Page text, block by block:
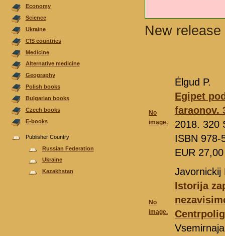
Economy
Science
Ukraine
CIS countries
Medicine
Alternative medicine
Geography
Polish books
Bulgarian books
Czech books
E-books
Publisher Country
Russian Federation
Ukraine
Kazakhstan
New
No
image.
Ėlgud P.
Egipet
faraonov.
2018. 320
ISBN 978-
EUR
No
image.
Javornickij
Istorija